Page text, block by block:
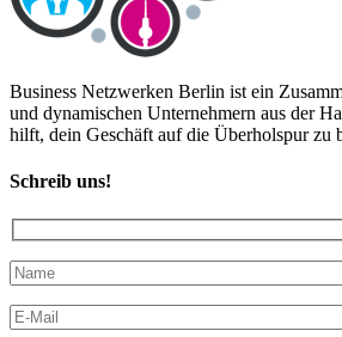
Business Netzwerken Berlin ist ein
und dynamischen Unternehmern aus der
hilft, dein Geschäft auf die Überholspur zu
Schreib uns!